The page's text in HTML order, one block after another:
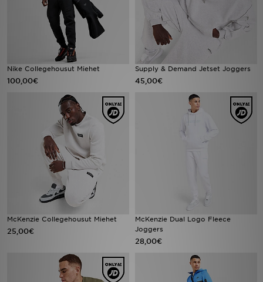
Nike Collegehousut Miehet
100,00€
Supply & Demand Jetset Joggers
45,00€
McKenzie Collegehousut Miehet
25,00€
McKenzie Dual Logo Fleece
Joggers
28,00€